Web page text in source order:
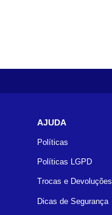
AJUDA
Políticas
Políticas LGPD
Trocas e Devoluções
Dicas de Segurança